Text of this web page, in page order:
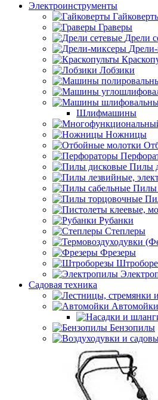
Электроинструменты
Граверы
Дрели
Лобзики
Шлифмашины
Ножницы
Пилы
Пилы
Рубанки
Степлеры
Фрезеры
Садовая техника
Автомойки
Бензопилы